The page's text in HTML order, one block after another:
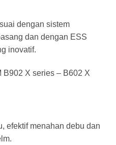
dengan sistem
dan dengan ESS
inovatif.
B902 X series – B602 X
efektif menahan debu dan